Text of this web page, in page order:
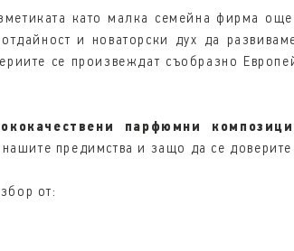
като малка семейна фирма
и новаторски дух да
се произвеждат съобразно
парфюмни
предимства и защо да се доверите
от: